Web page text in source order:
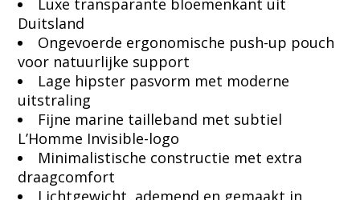
Luxe transparante bloemenkant uit
Duitsland
Ongevoerde ergonomische push-up pouch
voor natuurlijke support
Lage hipster pasvorm met moderne
uitstraling
Fijne marine tailleband met subtiel
L’Homme Invisible-logo
Minimalistische constructie met extra
draagcomfort